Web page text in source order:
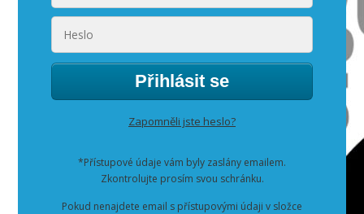
Přihlásit se
Zapomněli jste heslo?
*Přístupové údaje vám byly zaslány emailem.
Zkontrolujte prosím svou schránku.
Pokud nenajdete email s přístupovými údaji v složce